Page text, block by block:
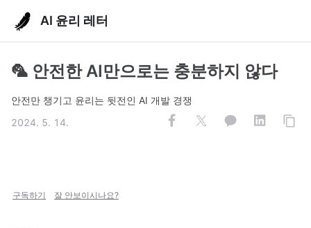
AI 윤리 레터
🦜 안전한 AI만으로는 충분하지 않다
안전만 챙기고 윤리는 뒷전인 AI 개발 경쟁
2024. 5. 14.
구독하기 잘 안보이시나요?